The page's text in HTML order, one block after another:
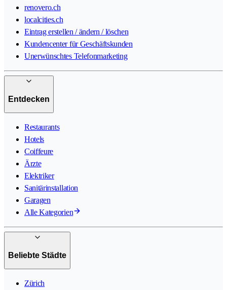
renovero.ch
localcities.ch
Eintrag erstellen / ändern / löschen
Kundencenter für Geschäftskunden
Unerwünschtes Telefonmarketing
Entdecken
Restaurants
Hotels
Coiffeure
Ärzte
Elektriker
Sanitärinstallation
Garagen
Alle Kategorien
Beliebte Städte
Zürich